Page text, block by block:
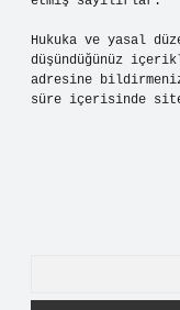
Hukuka ve yasal
düşündüğünüz
adresine
süre içerisinde